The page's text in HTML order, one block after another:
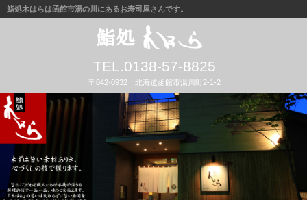
鮨処木はらは函館市湯の川にあるお寿司屋さんです。
TEL.0138-57-8825
〒042-0932 北海道函館市湯川町2-1-2